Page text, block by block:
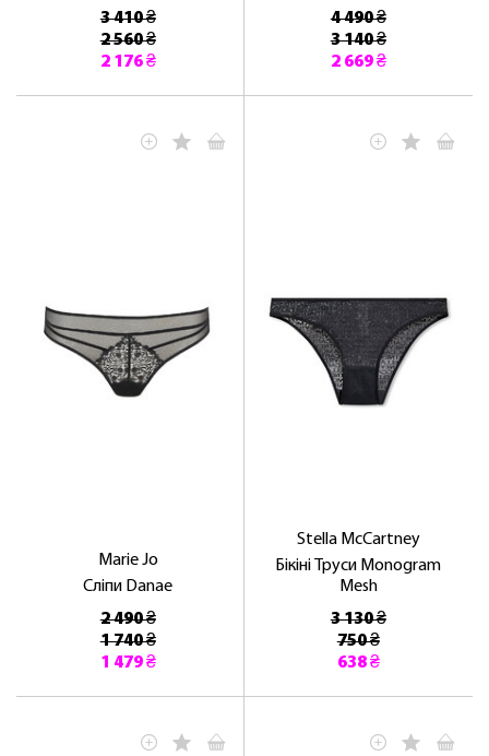
3 410 ₴
2 560 ₴
2 176 ₴
4 490 ₴
3 140 ₴
2 669 ₴
Marie Jo
Сліпи Danae
2 490 ₴
1 740 ₴
1 479 ₴
Stella McCartney
Бікіні Труси Monogram
Mesh
3 130 ₴
750 ₴
638 ₴